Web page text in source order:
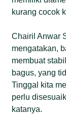
kurang cocok
Chairil Anwar
mengatakan,
membuat
bagus, yang
Tinggal kita
perlu
katanya.